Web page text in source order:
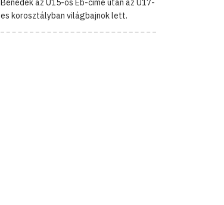
Benedek az U15-ös Eb-címe után az U17-
es korosztályban világbajnok lett.